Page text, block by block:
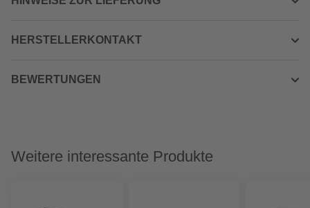
HERSTELLERKONTAKT
BEWERTUNGEN
Weitere interessante Produkte